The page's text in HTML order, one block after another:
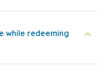
while redeeming